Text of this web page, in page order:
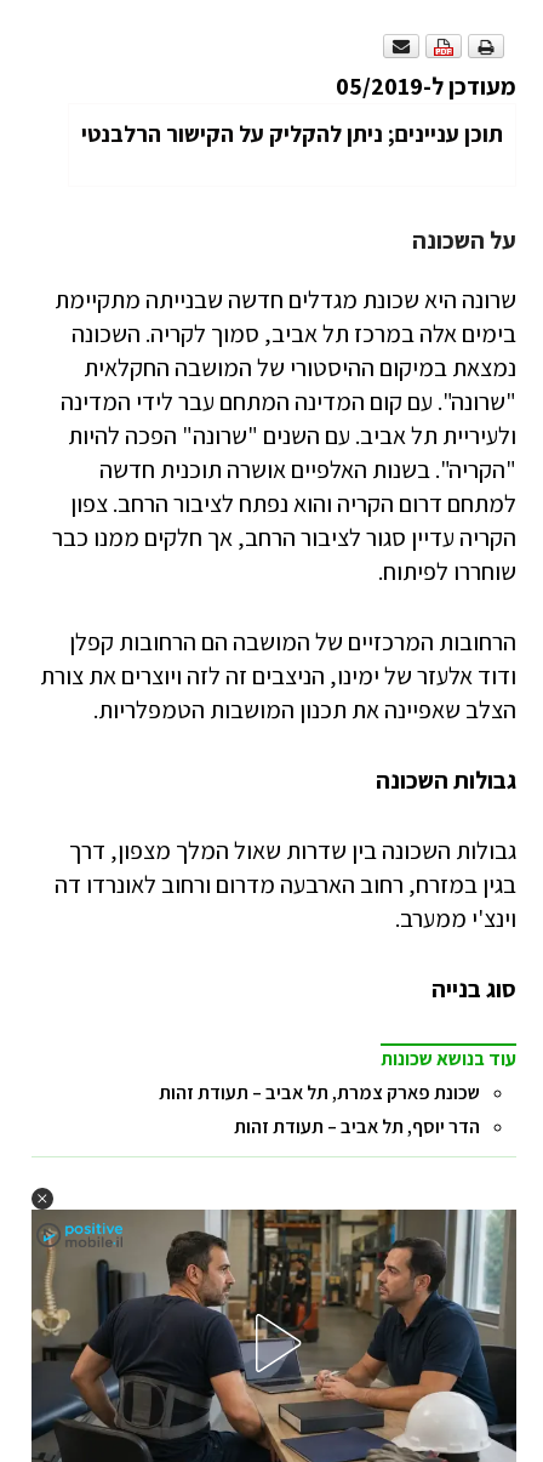
מעודכן ל-05/2019
תוכן עניינים; ניתן להקליק על הקישור הרלבנטי
על השכונה
שרונה היא שכונת מגדלים חדשה שבנייתה מתקיימת
בימים אלה במרכז תל אביב, סמוך לקריה. השכונה
נמצאת במיקום ההיסטורי של המושבה החקלאית
"שרונה". עם קום המדינה המתחם עבר לידי המדינה
ולעיריית תל אביב. עם השנים "שרונה" הפכה להיות
"הקריה". בשנות האלפיים אושרה תוכנית חדשה
למתחם דרום הקריה והוא נפתח לציבור הרחב. צפון
הקריה עדיין סגור לציבור הרחב, אך חלקים ממנו כבר
שוחררו לפיתוח.
הרחובות המרכזיים של המושבה הם הרחובות קפלן
ודוד אלעזר של ימינו, הניצבים זה לזה ויוצרים את צורת
הצלב שאפיינה את תכנון המושבות הטמפלריות.
גבולות השכונה
גבולות השכונה בין שדרות שאול המלך מצפון, דרך
בגין במזרח, רחוב הארבעה מדרום ורחוב לאונרדו דה
וינצ'י ממערב.
סוג בנייה
עוד בנושא שכונות
שכונת פארק צמרת, תל אביב – תעודת זהות
הדר יוסף, תל אביב – תעודת זהות